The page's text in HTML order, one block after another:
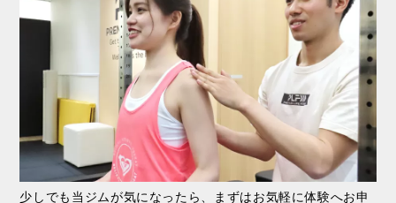
少しでも当ジムが気になったら、まずはお気軽に体験へお申